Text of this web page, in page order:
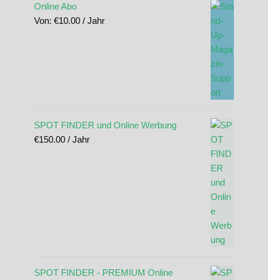
Online Abo
Von: €10.00 / Jahr
SPOT FINDER und Online Werbung
€150.00 / Jahr
SPOT FINDER - PREMIUM Online